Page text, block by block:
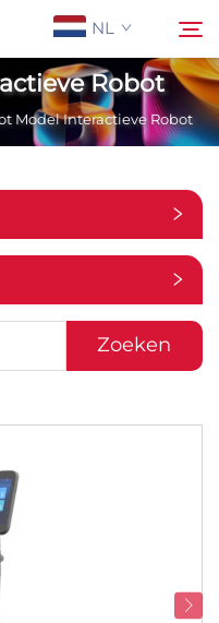
NL
Robot
Model Interactieve Robot
Zoeken